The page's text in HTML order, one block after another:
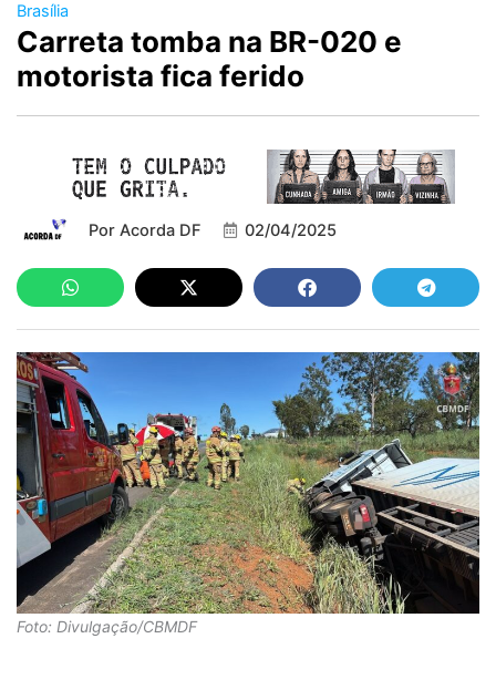
Brasília
Carreta tomba na BR-020 e
motorista fica ferido
Por Acorda DF 02/04/2025
Foto: Divulgação/CBMDF